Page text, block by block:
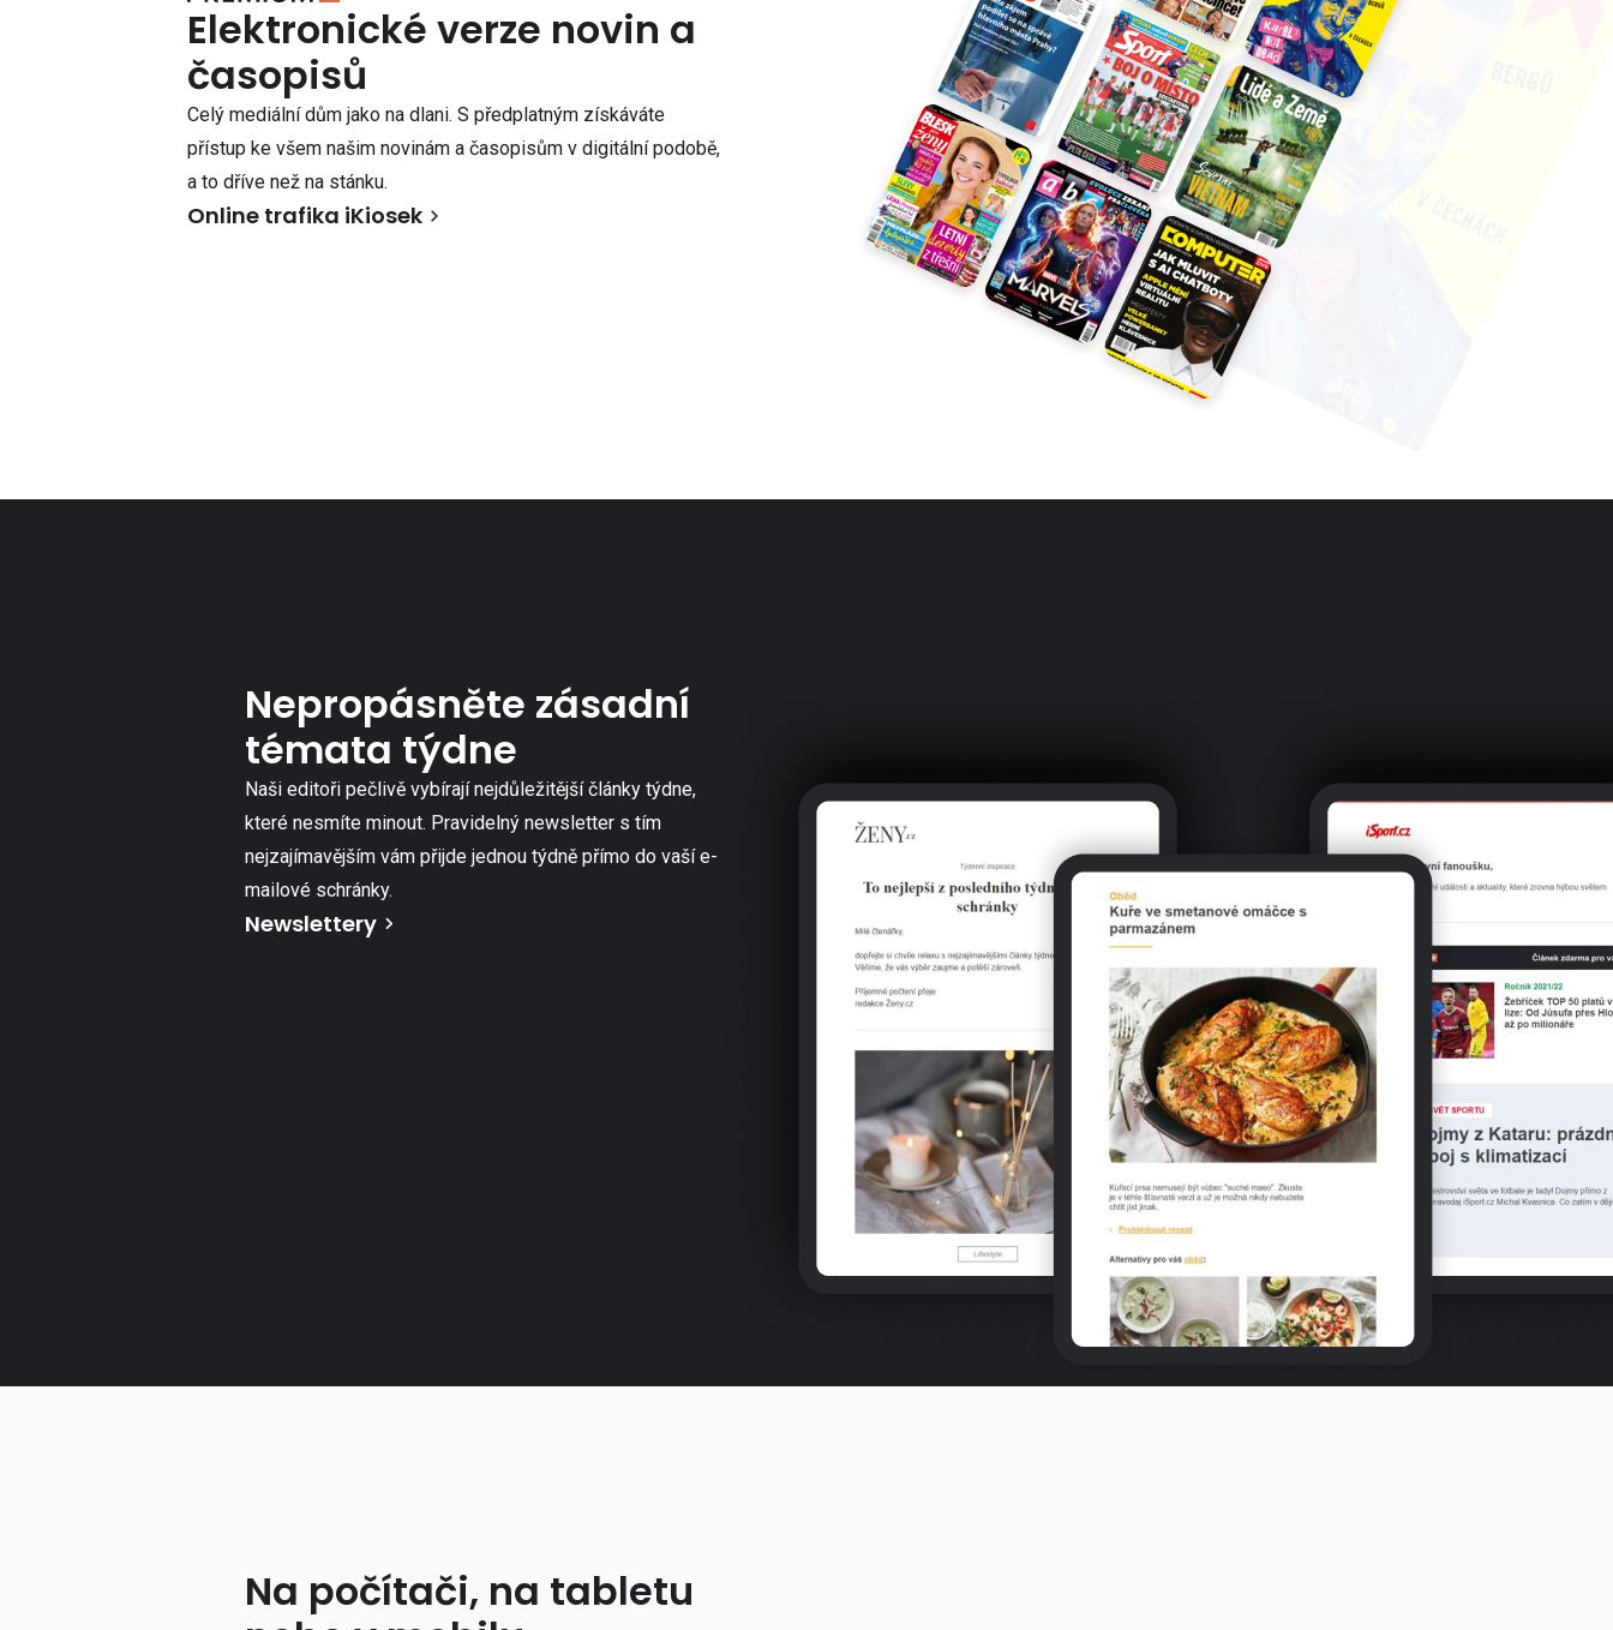
Elektronické verze novin a
časopisů
Celý mediální dům jako na dlani. S předplatným získáváte
přístup ke všem našim novinám a časopisům v digitální podobě,
a to dříve než na stánku.
Online trafika iKiosek
Nepropásněte zásadní
témata týdne
Naši editoři pečlivě vybírají nejdůležitější články týdne,
které nesmíte minout. Pravidelný newsletter s tím
nejzajímavějším vám přijde jednou týdně přímo do vaší e-
mailové schránky.
Newslettery
Na počítači, na tabletu